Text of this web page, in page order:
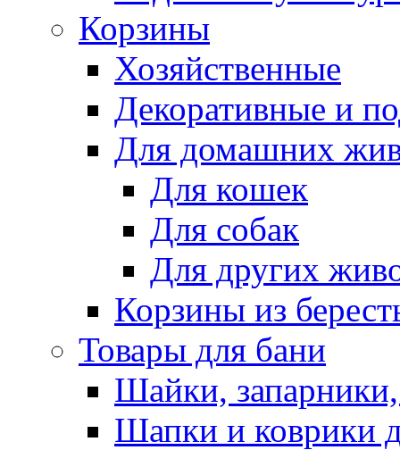
Корзины
Хозяйственные
Декоративные и
Для домашних
Для кошек
Для собак
Для других
Корзины из
Товары для бани
Шайки,
Шапки и коврики